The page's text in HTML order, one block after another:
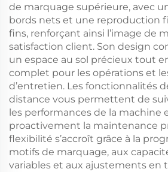
de marquage supérieure, avec
bords nets et une reproduction
fins, renforçant ainsi l’image de
satisfaction client. Son design
un espace au sol précieux tout
complet pour les opérations et
d’entretien. Les fonctionnalités
distance vous permettent de
les performances de la machine
proactivement la maintenance
flexibilité s’accroît grâce à la
motifs de marquage, aux
variables et aux ajustements en